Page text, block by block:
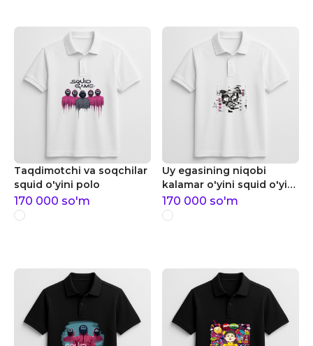
Taqdimotchi va soqchilar
squid o'yini polo
170 000 so'm
Uy egasining niqobi
kalamar o'yini squid o'yini
polo
170 000 so'm